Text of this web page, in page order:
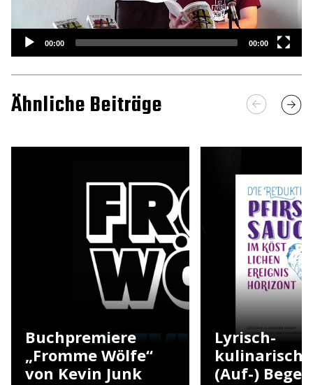
00:00 00:00
Ähnliche Beiträge
Buchpremiere
„Fromme Wölfe“
von Kevin Junk
Lyrisch-
(Auf-)